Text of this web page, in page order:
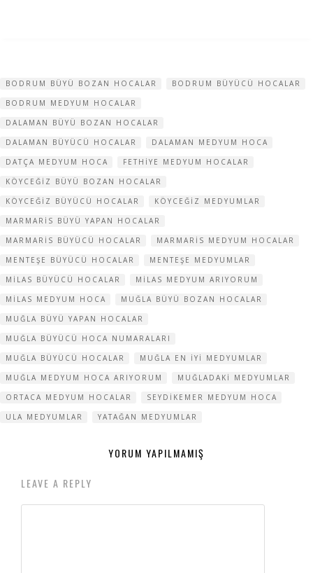
BODRUM BÜYÜ BOZAN HOCALAR
BODRUM BÜYÜCÜ HOCALAR
BODRUM MEDYUM HOCALAR
DALAMAN BÜYÜ BOZAN HOCALAR
DALAMAN BÜYÜCÜ HOCALAR
DALAMAN MEDYUM HOCA
DATÇA MEDYUM HOCA
FETHIYE MEDYUM HOCALAR
KÖYCEĞIZ BÜYÜ BOZAN HOCALAR
KÖYCEĞIZ BÜYÜCÜ HOCALAR
KÖYCEĞIZ MEDYUMLAR
MARMARIS BÜYÜ YAPAN HOCALAR
MARMARIS BÜYÜCÜ HOCALAR
MARMARIS MEDYUM HOCALAR
MENTEŞE BÜYÜCÜ HOCALAR
MENTEŞE MEDYUMLAR
MILAS BÜYÜCÜ HOCALAR
MILAS MEDYUM ARIYORUM
MILAS MEDYUM HOCA
MUĞLA BÜYÜ BOZAN HOCALAR
MUĞLA BÜYÜ YAPAN HOCALAR
MUĞLA BÜYÜCÜ HOCA NUMARALARI
MUĞLA BÜYÜCÜ HOCALAR
MUĞLA EN IYI MEDYUMLAR
MUĞLA MEDYUM HOCA ARIYORUM
MUĞLADAKI MEDYUMLAR
ORTACA MEDYUM HOCALAR
SEYDIKEMER MEDYUM HOCA
ULA MEDYUMLAR
YATAĞAN MEDYUMLAR
YORUM YAPILMAMIŞ
LEAVE A REPLY